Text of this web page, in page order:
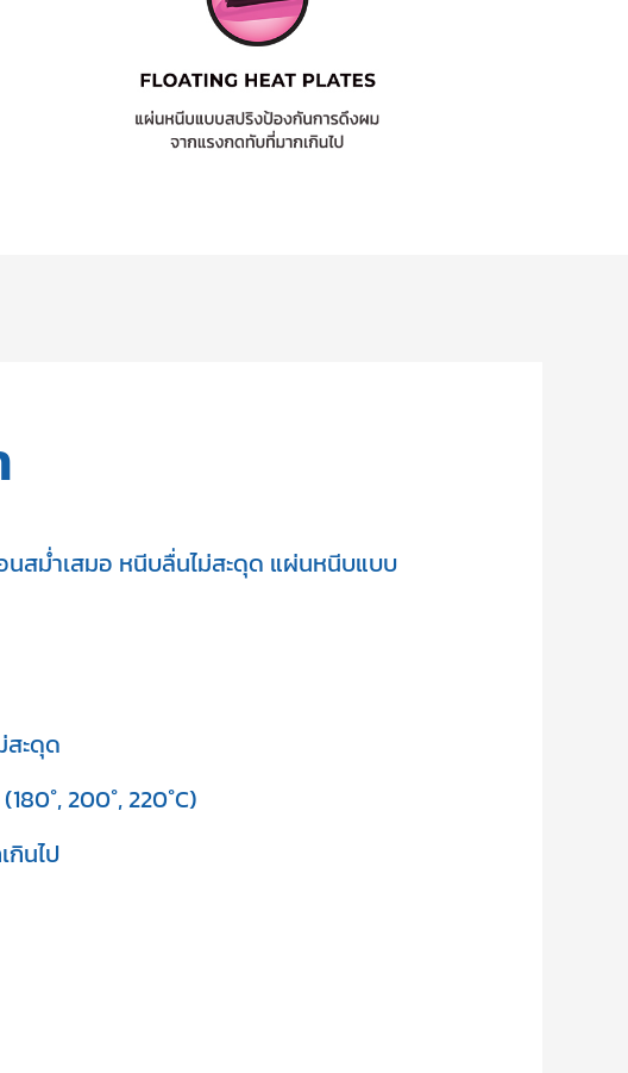
นสม่ำเสมอ หนีบลื่นไม่สะดุด แผ่นหนีบแบบ
สะดุด
200°, 220°C)
กินไป